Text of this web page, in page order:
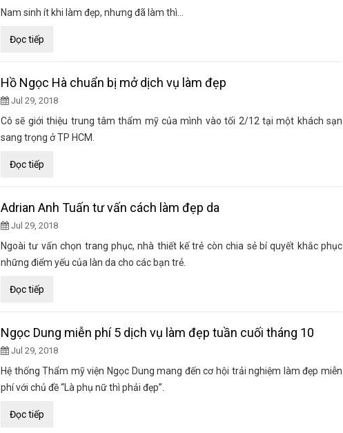
Nam sinh ít khi làm đẹp, nhưng đã làm thì...
Đọc tiếp
Hồ Ngọc Hà chuẩn bị mở dịch vụ làm đẹp
Jul 29, 2018
Cô sẽ giới thiệu trung tâm thẩm mỹ của mình vào tối 2/12 tại một khách sạn
sang trọng ở TP HCM.
Đọc tiếp
Adrian Anh Tuấn tư vấn cách làm đẹp da
Jul 29, 2018
Ngoài tư vấn chọn trang phục, nhà thiết kế trẻ còn chia sẻ bí quyết khắc phục
những điểm yếu của làn da cho các bạn trẻ.
Đọc tiếp
Ngọc Dung miễn phí 5 dịch vụ làm đẹp tuần cuối tháng 10
Jul 29, 2018
Hệ thống Thẩm mỹ viện Ngọc Dung mang đến cơ hội trải nghiệm làm đẹp miễn
phí với chủ đề “Là phụ nữ thì phải đẹp”.
Đọc tiếp